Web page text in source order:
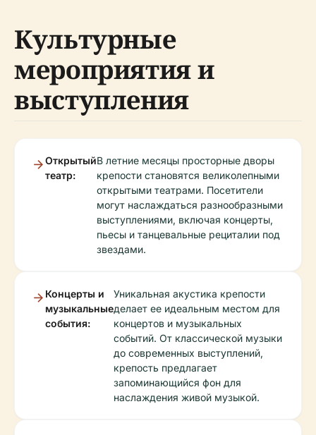
Культурные
мероприятия и
выступления
Открытый
театр:
В летние месяцы просторные дворы
крепости становятся великолепными
открытыми театрами. Посетители
могут наслаждаться разнообразными
выступлениями, включая концерты,
пьесы и танцевальные рециталии под
звездами.
Концерты и
музыкальные
события:
Уникальная акустика крепости
делает ее идеальным местом для
концертов и музыкальных
событий. От классической музыки
до современных выступлений,
крепость предлагает
запоминающийся фон для
наслаждения живой музыкой.